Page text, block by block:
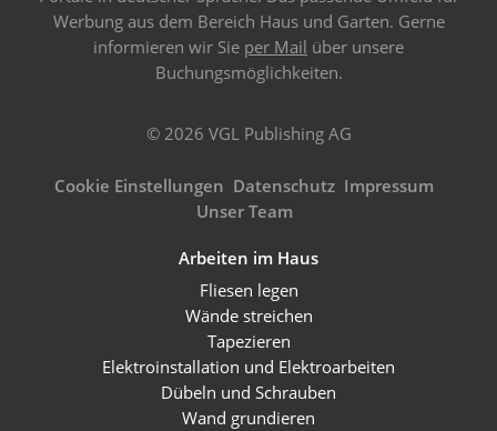
Werbung aus dem Bereich Haus und Garten. Gerne
informieren wir Sie per Mail über unsere
Buchungsmöglichkeiten.
© 2026 VGL Publishing AG
Cookie Einstellungen Datenschutz Impressum
Unser Team
Arbeiten im Haus
Fliesen legen
Wände streichen
Tapezieren
Elektroinstallation und Elektroarbeiten
Dübeln und Schrauben
Wand grundieren